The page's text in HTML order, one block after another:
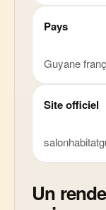
Pays
Guyane
Site officiel
Un